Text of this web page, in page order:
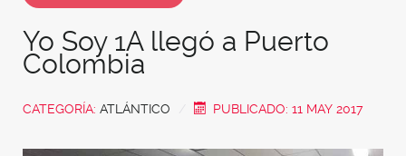
Yo Soy 1A llegó a Puerto
Colombia
CATEGORÍA: ATLÁNTICO PUBLICADO: 11 MAY 2017